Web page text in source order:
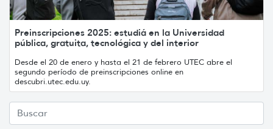
Preinscripciones 2025: estudiá en la Universidad
pública, gratuita, tecnológica y del interior
Desde el 20 de enero y hasta el 21 de febrero UTEC abre el
segundo período de preinscripciones online en
descubri.utec.edu.uy.